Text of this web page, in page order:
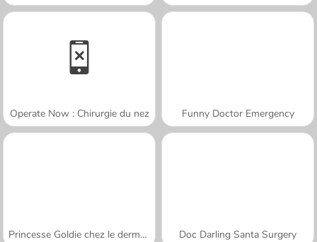
Operate Now : Chirurgie du nez Funny Doctor Emergency
Princesse Goldie chez le dermatologue Doc Darling Santa Surgery